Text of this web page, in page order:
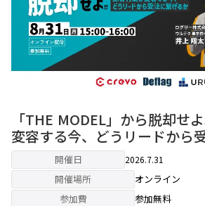
「THE MODEL」から脱却せ
変容する今、どうリードから
開催日 2026.7.31
開催場所
オンライン
参加費
参加無料